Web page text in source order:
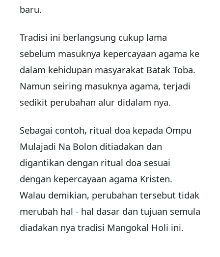
baru.
Tradisi ini berlangsung cukup lama
sebelum masuknya kepercayaan agama ke
dalam kehidupan masyarakat Batak Toba.
Namun seiring masuknya agama, terjadi
sedikit perubahan alur didalam nya.
Sebagai contoh, ritual doa kepada Ompu
Mulajadi Na Bolon ditiadakan dan
digantikan dengan ritual doa sesuai
dengan kepercayaan agama Kristen.
Walau demikian, perubahan tersebut tidak
merubah hal - hal dasar dan tujuan semula
diadakan nya tradisi Mangokal Holi ini.